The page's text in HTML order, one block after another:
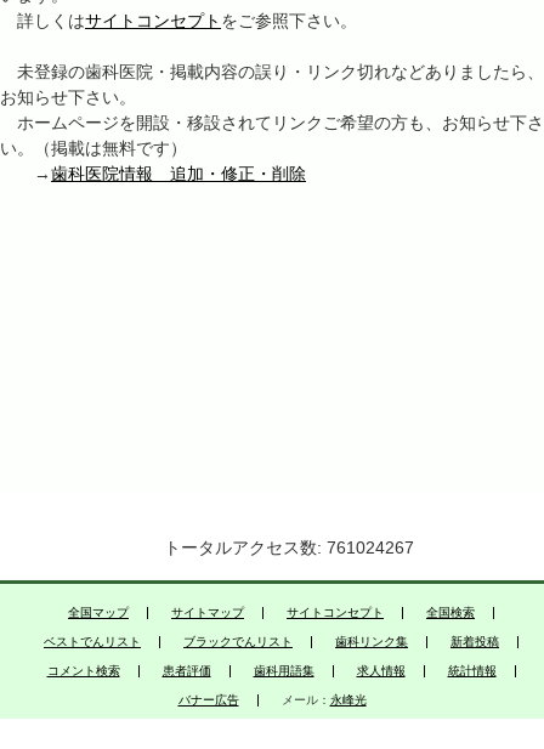
詳しくはサイトコンセプト をご参照下さい。
未登録の歯科医院・掲載内容の誤り・リンク切れなどありましたら、
お知らせ下さい。
ホームページを開設・移設されてリンクご希望の方も、お知らせ下さ
い。（掲載は無料です）
→歯科医院情報 追加・修正・削除
トータルアクセス数: 761024267
全国マップ サイトマップ サイトコンセプト 全国検索
ベストでんリスト ブラックでんリスト 歯科リンク集 新着投稿
コメント検索 患者評価 歯科用語集 求人情報 統計情報
バナー広告 メール： 永峰光